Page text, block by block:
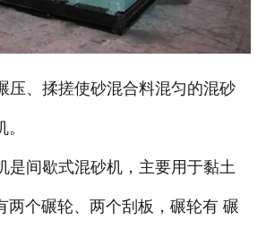
压、揉搓使砂混合料混匀的混砂
是间歇式混砂机，主要用于黏土
两个碾轮、两个刮板，碾轮有 碾